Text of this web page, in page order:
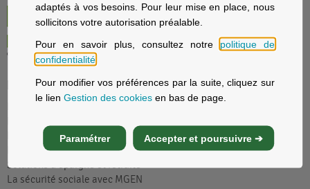
adaptés à vos besoins. Pour leur mise en place, nous
sollicitons votre autorisation préalable.
Pour en savoir plus, consultez notre politique de
confidentialité
Pour modifier vos préférences par la suite, cliquez sur
le lienGestion des cookies en bas de page.
Paramétrer Accepter et poursuivre ➔
Particuliers
Nos offres assurance immobilier
Nos offres assurance prévoyance
Solutions d’épargne et retraite
La sécurité sociale avec MGEN